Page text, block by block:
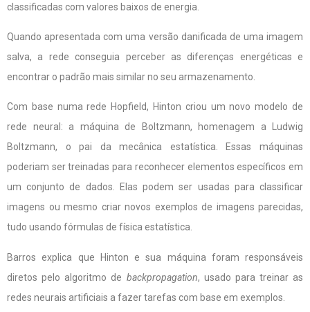
classificadas com valores baixos de energia.
Quando apresentada com uma versão danificada de uma imagem
salva, a rede conseguia perceber as diferenças energéticas e
encontrar o padrão mais similar no seu armazenamento.
Com base numa rede Hopfield, Hinton criou um novo modelo de
rede neural: a máquina de Boltzmann, homenagem a Ludwig
Boltzmann, o pai da mecânica estatística. Essas máquinas
poderiam ser treinadas para reconhecer elementos específicos em
um conjunto de dados. Elas podem ser usadas para classificar
imagens ou mesmo criar novos exemplos de imagens parecidas,
tudo usando fórmulas de física estatística.
Barros explica que Hinton e sua máquina foram responsáveis
diretos pelo algoritmo de backpropagation, usado para treinar as
redes neurais artificiais a fazer tarefas com base em exemplos.